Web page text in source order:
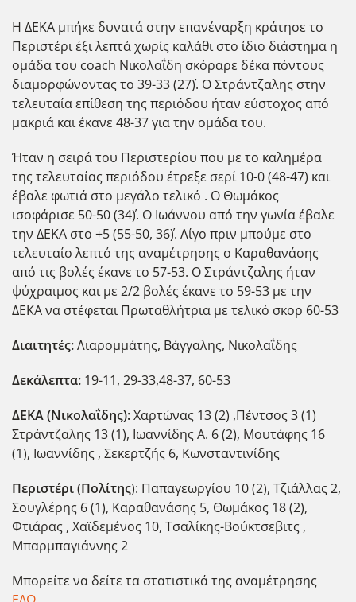
Η ΔΕΚΑ μπήκε δυνατά στην επανέναρξη κράτησε το
Περιστέρι έξι λεπτά χωρίς καλάθι στο ίδιο διάστημα η
ομάδα του coach Νικολαΐδη σκόραρε δέκα πόντους
διαμορφώνοντας το 39-33 (27΄). Ο Στράντζαλης στην
τελευταία επίθεση της περιόδου ήταν εύστοχος από
μακριά και έκανε 48-37 για την ομάδα του.
Ήταν η σειρά του Περιστερίου που με το καλημέρα
της τελευταίας περιόδου έτρεξε σερί 10-0 (48-47) και
έβαλε φωτιά στο μεγάλο τελικό . Ο Θωμάκος
ισοφάρισε 50-50 (34΄). Ο Ιωάννου από την γωνία έβαλε
την ΔΕΚΑ στο +5 (55-50, 36΄). Λίγο πριν μπούμε στο
τελευταίο λεπτό της αναμέτρησης ο Καραθανάσης
από τις βολές έκανε το 57-53. Ο Στράντζαλης ήταν
ψύχραιμος και με 2/2 βολές έκανε το 59-53 με την
ΔΕΚΑ να στέφεται Πρωταθλήτρια με τελικό σκορ 60-53
Διαιτητές:Λιαρομμάτης, Βάγγαλης, Νικολαΐδης
Δεκάλεπτα: 19-11, 29-33,48-37, 60-53
ΔΕΚΑ (Νικολαΐδης):Χαρτώνας 13 (2) ,Πέντσος 3 (1)
Στράντζαλης 13 (1), Ιωαννίδης Α. 6 (2), Μουτάφης 16
(1), Ιωαννίδης , Σεκερτζής 6, Κωνσταντινίδης
Περιστέρι (Πολίτης): Παπαγεωργίου 10 (2), Τζιάλλας 2,
Σουγλέρης 6 (1), Καραθανάσης 5, Θωμάκος 18 (2),
Φτιάρας , Χαϊδεμένος 10, Τσαλίκης-Βούκτσεβιτς ,
Μπαρμπαγιάννης 2
Μπορείτε να δείτε τα στατιστικά της αναμέτρησης